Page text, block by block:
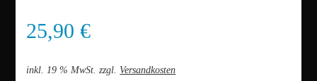
25,90€
inkl. 19 % MwSt. zzgl. Versandkosten